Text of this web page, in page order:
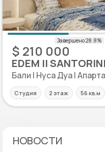
$ 210 000
EDEM II
Бали | Нуса Дуа |
Студия 2 этаж 56 кв.м
НОВОСТИ